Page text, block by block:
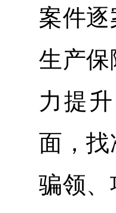
案件
生产
力提
面，
骗领